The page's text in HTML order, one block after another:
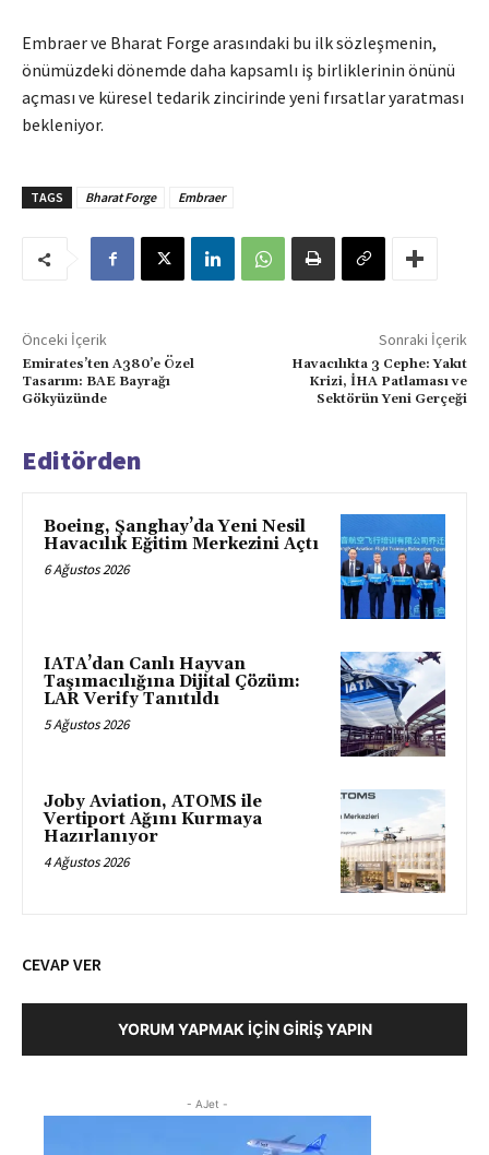
Embraer ve Bharat Forge arasındaki bu ilk sözleşmenin,
önümüzdeki dönemde daha kapsamlı iş birliklerinin önünü
açması ve küresel tedarik zincirinde yeni fırsatlar yaratması
bekleniyor.
TAGS Bharat Forge Embraer
Önceki İçerik
Emirates’ten A380’e Özel
Tasarım: BAE Bayrağı
Gökyüzünde
Sonraki İçerik
Havacılıkta 3 Cephe: Yakıt
Krizi, İHA Patlaması ve
Sektörün Yeni Gerçeği
Editörden
Boeing, Şanghay’da Yeni Nesil
Havacılık Eğitim Merkezini Açtı
6 Ağustos 2026
IATA’dan Canlı Hayvan
Taşımacılığına Dijital Çözüm:
LAR Verify Tanıtıldı
5 Ağustos 2026
Joby Aviation, ATOMS ile
Vertiport Ağını Kurmaya
Hazırlanıyor
4 Ağustos 2026
CEVAP VER
YORUM YAPMAK İÇIN GIRIŞ YAPIN
- AJet -